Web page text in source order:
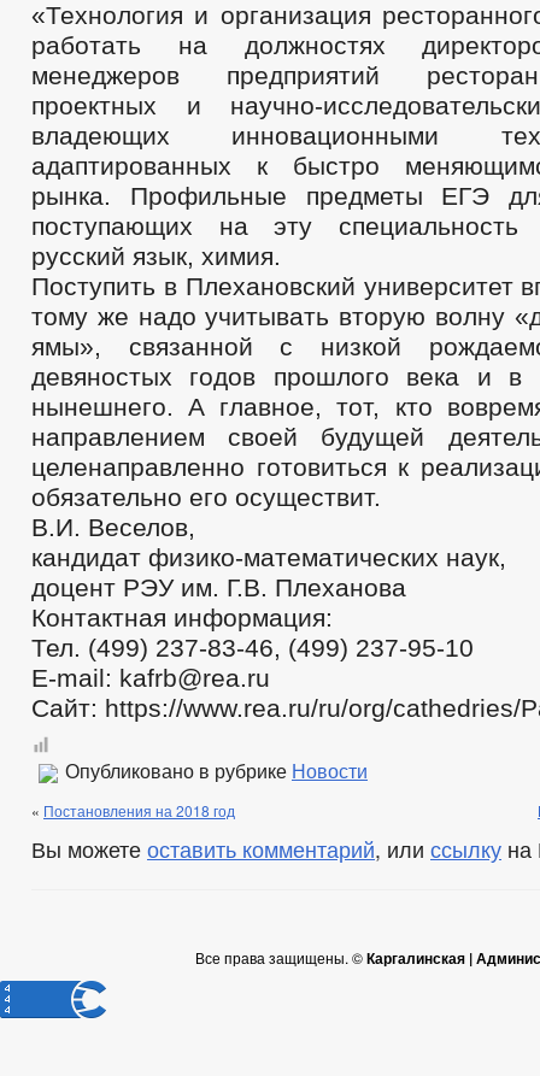
«Технология и организация
работать на должностях
менеджеров предприятий
проектных и научно-
владеющих инновационными
адаптированных к быстро
рынка. Профильные предметы ЕГЭ
поступающих на эту
русский язык, химия.
Поступить в Плехановский университет
тому же надо учитывать вторую волну
ямы», связанной с низкой
девяностых годов прошлого века и в
нынешнего. А главное, тот, кто
направлением своей будущей
целенаправленно готовиться к
обязательно его осуществит.
В.И. Веселов,
кандидат физико-математических наук,
доцент РЭУ им. Г.В. Плеханова
Контактная информация:
Тел. (499) 237-83-46, (499) 237-95-10
E-mail: kafrb@rea.ru
Сайт: https://www.rea.ru/ru/org/cathedries/
Опубликовано в рубрике Новости
« Постановления на 2018 год
Вы можете оставить комментарий, или ссылку на
Все права защищены. ©Каргалинская |